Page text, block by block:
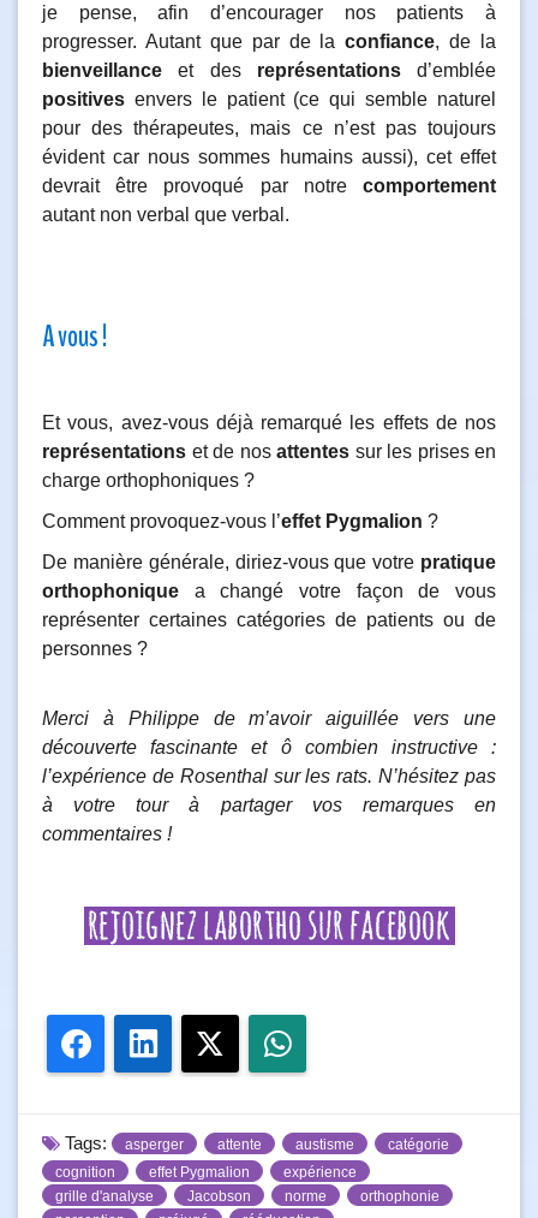
je pense, afin d’encourager nos patients à
progresser. Autant que par de laconfiance, de la
bienveillance et des représentationsd’emblée
positives envers le patient (ce qui semble naturel
pour des thérapeutes, mais ce n’est pas toujours
évident car nous sommes humains aussi), cet effet
devrait être provoqué par notre comportement
autant non verbal que verbal.
A vous !
Et vous, avez-vous déjà remarqué les effets de nos
représentations et de nos attentes sur les prises en
charge orthophoniques ?
Comment provoquez-vous l’effet Pygmalion ?
De manière générale, diriez-vous que votre pratique
orthophonique a changé votre façon de vous
représenter certaines catégories de patients ou de
personnes ?
Merci à Philippe de m’avoir aiguillée vers une
découverte fascinante et ô combien instructive :
l’expérience de Rosenthal sur les rats. N’hésitez pas
à votre tour à partager vos remarques en
commentaires !
FacebookLinkedInTwitter
Tags: asperger attente austisme
catégorie
cognition
effet Pygmalion
expérience
grille d'analyse
Jacobson norme
orthophonie